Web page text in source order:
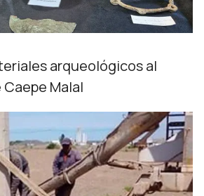
arqueológicos al
Malal